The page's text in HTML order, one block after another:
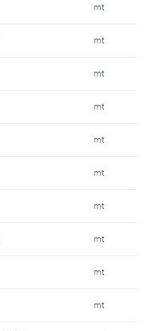
mt
mt
mt
mt
mt
mt
mt
mt
mt
mt